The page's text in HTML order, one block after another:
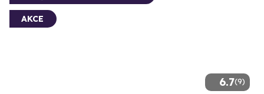
6.7(9)
AKCE